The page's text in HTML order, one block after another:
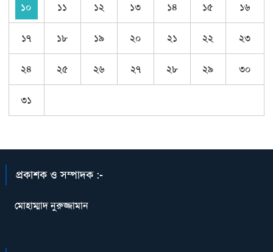
১০ ১১ ১২ ১৩ ১৪ ১৫ ১৬
১৭ ১৮ ১৯ ২০ ২১ ২২ ২৩
২৪ ২৫ ২৬ ২৭ ২৮ ২৯ ৩০
৩১
প্রকাশক ও সম্পাদক :-
মোহাম্মাদ নুরুজ্জামান